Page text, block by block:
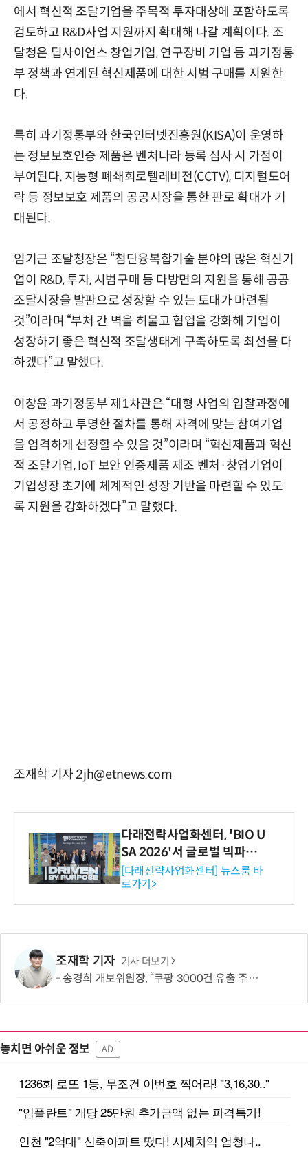
에서 혁신적 조달기업을 주목적 투자대상에 포함하도록
검토하고 R&D사업 지원까지 확대해 나갈 계획이다. 조
달청은 딥사이언스 창업기업, 연구장비 기업 등 과기정통
부 정책과 연계된 혁신제품에 대한 시범 구매를 지원한
다.
특히 과기정통부와 한국인터넷진흥원(KISA)이 운영하
는 정보보호인증 제품은 벤처나라 등록 심사 시 가점이
부여된다. 지능형 폐쇄회로텔레비전(CCTV), 디지털도어
락 등 정보보호 제품의 공공시장을 통한 판로 확대가 기
대된다.
임기근 조달청장은 “첨단융복합기술 분야의 많은 혁신기
업이 R&D, 투자, 시범구매 등 다방면의 지원을 통해 공공
조달시장을 발판으로 성장할 수 있는 토대가 마련될
것”이라며 “부처 간 벽을 허물고 협업을 강화해 기업이
성장하기 좋은 혁신적 조달생태계 구축하도록 최선을 다
하겠다”고 말했다.
이창윤 과기정통부 제1차관은 “대형 사업의 입찰과정에
서 공정하고 투명한 절차를 통해 자격에 맞는 참여기업
을 엄격하게 선정할 수 있을 것”이라며 “혁신제품과 혁신
적 조달기업, IoT 보안 인증제품 제조 벤처·창업기업이
기업성장 초기에 체계적인 성장 기반을 마련할 수 있도
록 지원을 강화하겠다”고 말했다.
조재학 기자 2jh@etnews.com
다래전략사업화센터, 'BIO U
SA 2026'서 글로벌 빅파마
와의 비즈니스 미팅 지원…K
-바이오 해외 진출 교두보 확
보
[다래전략사업화센터] 뉴스룸 바
로가기>
조재학 기자 기사 더보기
송경희 개보위원장, “쿠팡 3000건 유출 주장 사실과 달라…엄정 처분할 것”
놓치면 아쉬운 정보 AD